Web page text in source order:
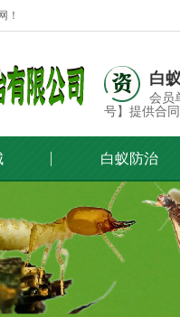
！
白
会员
号】提供合
白蚁防治